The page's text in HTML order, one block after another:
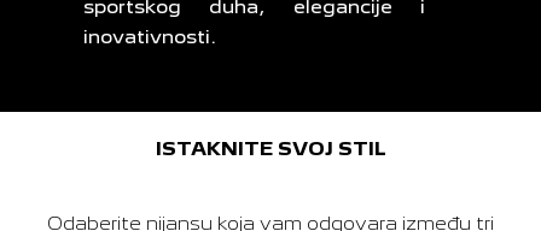
sportskog duha, elegancije i
inovativnosti.
ISTAKNITE SVOJ STIL
Odaberite nijansu koja vam odgovara između tri